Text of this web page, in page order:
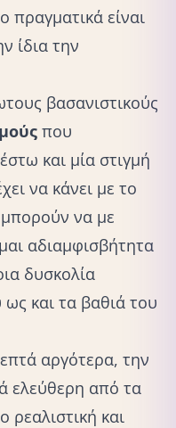
είναι
ίδια την
βασανιστικούς
που
και μία στιγμή
να κάνει με το
να με
αδιαμφισβήτητα
δυσκολία
ως και τα βαθιά του
αργότερα, την
ελεύθερη από τα
και